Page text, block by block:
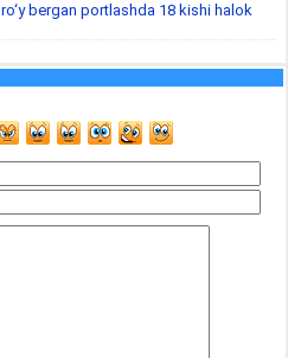
bergan portlashda 18 kishi halok